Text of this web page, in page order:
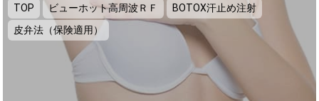
TOP ビューホット高周波ＲＦ
BOTOX汗止め注射
皮弁法（保険適用）